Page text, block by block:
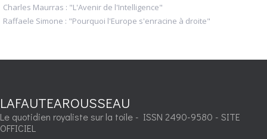
Charles Maurras : "L'Avenir de l'Intelligence"
Raffaele Simone : "Pourquoi l'Europe s'enracine à droite"
LAFAUTEAROUSSEAU
Le quotidien royaliste sur la toile - ISSN 2490-9580 - SITE
OFFICIEL